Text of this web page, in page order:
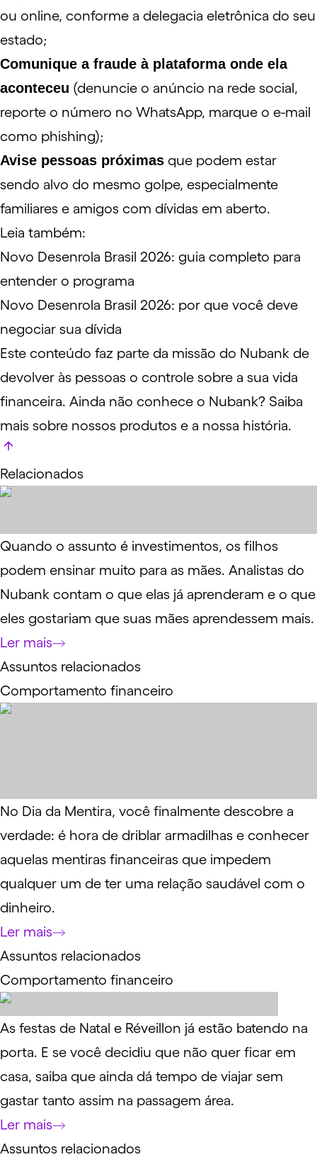
ou online, conforme a delegacia eletrônica do seu
estado;
Comunique a fraude à plataforma onde ela
aconteceu (denuncie o anúncio na rede social,
reporte o número no WhatsApp, marque o e-mail
como phishing);
Avise pessoas próximas que podem estar
sendo alvo do mesmo golpe, especialmente
familiares e amigos com dívidas em aberto.
Leia também:
Novo Desenrola Brasil 2026: guia completo para
entender o programa
Novo Desenrola Brasil 2026: por que você deve
negociar sua dívida
Este conteúdo faz parte da missão do Nubank de
devolver às pessoas o controle sobre a sua vida
financeira. Ainda não conhece o Nubank? Saiba
mais sobre nossos produtos e a nossa história.
Relacionados
Quando o assunto é investimentos, os filhos
podem ensinar muito para as mães. Analistas do
Nubank contam o que elas já aprenderam e o que
eles gostariam que suas mães aprendessem mais.
Ler mais
Assuntos relacionados
Comportamento financeiro
No Dia da Mentira, você finalmente descobre a
verdade: é hora de driblar armadilhas e conhecer
aquelas mentiras financeiras que impedem
qualquer um de ter uma relação saudável com o
dinheiro.
Ler mais
Assuntos relacionados
Comportamento financeiro
As festas de Natal e Réveillon já estão batendo na
porta. E se você decidiu que não quer ficar em
casa, saiba que ainda dá tempo de viajar sem
gastar tanto assim na passagem área.
Ler mais
Assuntos relacionados